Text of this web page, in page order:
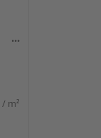
/ m²